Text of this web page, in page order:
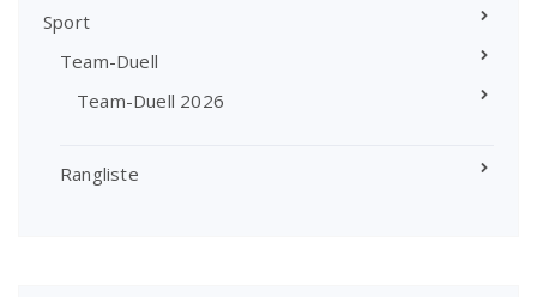
Sport
Team-Duell
Team-Duell 2026
Rangliste